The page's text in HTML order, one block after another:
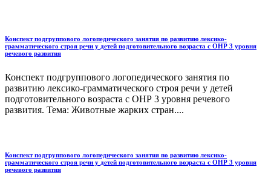
Конспект подгруппового логопедического занятия по развитию лексико-
грамматического строя речи у детей подготовительного возраста с ОНР 3 уровня
речевого развития
Конспект подгруппового логопедического занятия по
развитию лексико-грамматического строя речи у детей
подготовительного возраста с ОНР 3 уровня речевого
развития. Тема: Животные жарких стран....
Конспект подгруппового логопедического занятия по развитию лексико-
грамматического строя речи у детей подготовительного возраста с ОНР 3 уровня
речевого развития